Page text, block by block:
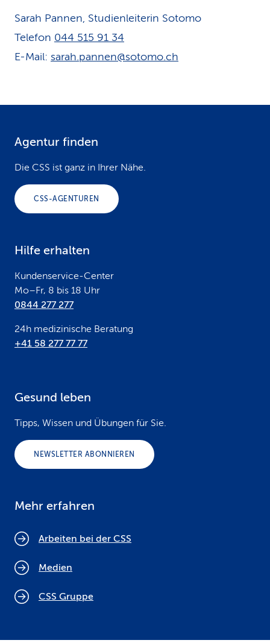
Sarah Pannen, Studienleiterin Sotomo
Telefon 044 515 91 34
E-Mail: sarah.pannen@sotomo.ch
Agentur finden
Die CSS ist ganz in Ihrer Nähe.
CSS-AGENTUREN
Hilfe erhalten
Kundenservice-Center
Mo–Fr, 8 bis 18 Uhr
0844 277 277
24h medizinische Beratung
+41 58 277 77 77
Gesund leben
Tipps, Wissen und Übungen für Sie.
NEWSLETTER ABONNIEREN
Mehr erfahren
Arbeiten bei der CSS
Medien
CSS Gruppe